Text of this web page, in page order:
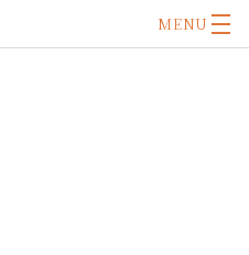
MENU